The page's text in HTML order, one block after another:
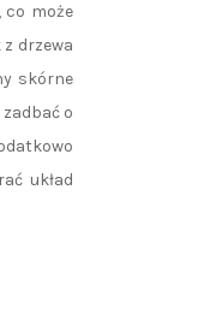
co może
drzewa
skórne
o
układ